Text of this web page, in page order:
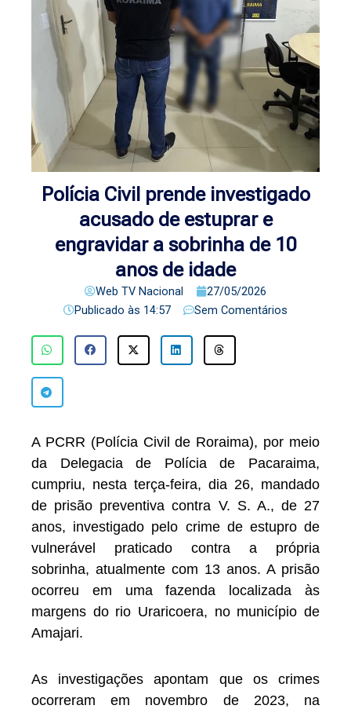
Polícia Civil prende investigado
acusado de estuprar e
engravidar a sobrinha de 10
anos de idade
Web TV Nacional
27/05/2026
Publicado às 14:57 Sem Comentários
A PCRR (Polícia Civil de Roraima), por meio
da Delegacia de Polícia de Pacaraima,
cumpriu, nesta terça-feira, dia 26, mandado
de prisão preventiva contra V. S. A., de 27
anos, investigado pelo crime de estupro de
vulnerável praticado contra a própria
sobrinha, atualmente com 13 anos. A prisão
ocorreu em uma fazenda localizada às
margens do rio Uraricoera, no município de
Amajari.
As investigações apontam que os crimes
ocorreram em novembro de 2023, na